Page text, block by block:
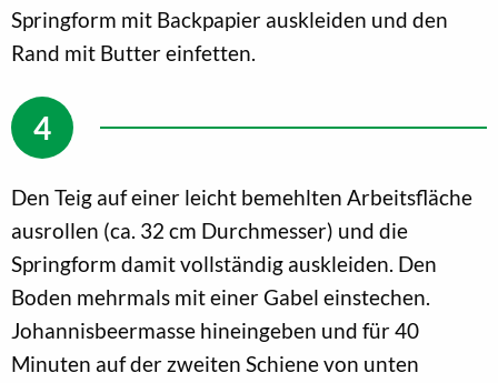
Springform mit Backpapier auskleiden und den
Rand mit Butter einfetten.
Den Teig auf einer leicht bemehlten Arbeitsfläche
ausrollen (ca. 32 cm Durchmesser) und die
Springform damit vollständig auskleiden. Den
Boden mehrmals mit einer Gabel einstechen.
Johannisbeermasse hineingeben und für 40
Minuten auf der zweiten Schiene von unten